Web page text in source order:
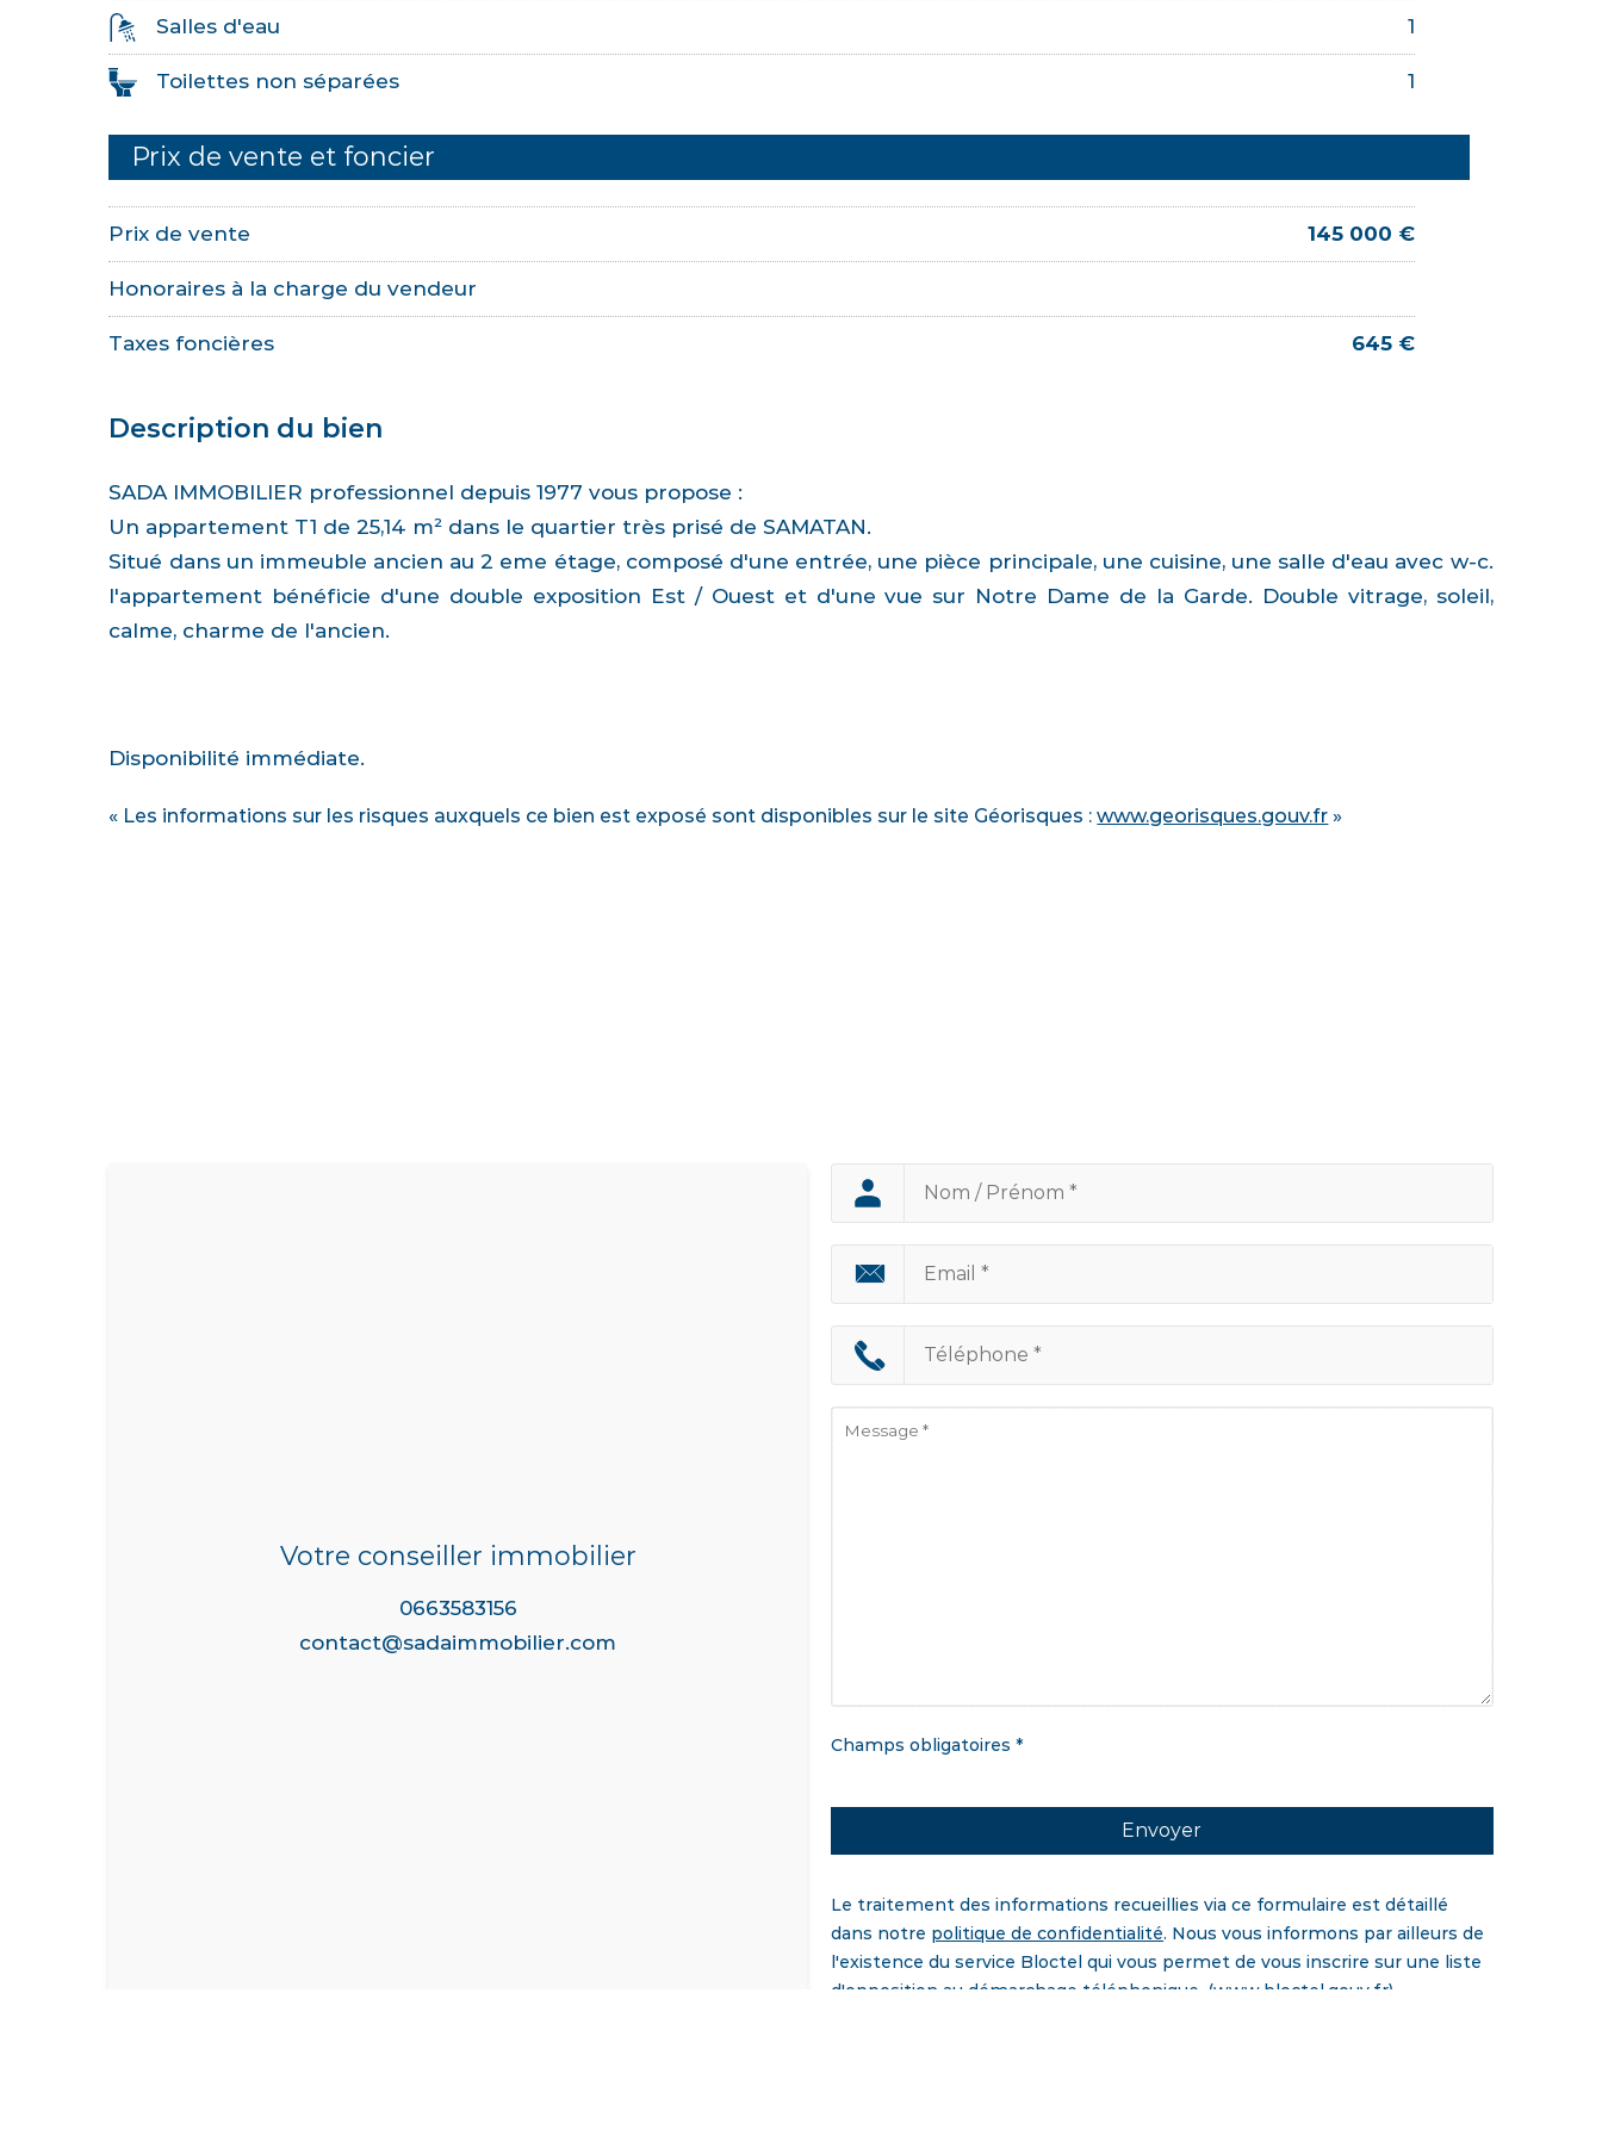
Salles d'eau 1
Toilettes non séparées 1
Prix de vente et foncier
Prix de vente 145 000 €
Honoraires à la charge du vendeur
Taxes foncières 645 €
Description du bien
SADA IMMOBILIER professionnel depuis 1977 vous propose :
Un appartement T1 de 25,14 m² dans le quartier très prisé de SAMATAN.
Situé dans un immeuble ancien au 2 eme étage, composé d'une entrée, une pièce principale, une cuisine, une salle d'eau avec w-c.
l'appartement bénéficie d'une double exposition Est / Ouest et d'une vue sur Notre Dame de la Garde. Double vitrage, soleil,
calme, charme de l'ancien.
Disponibilité immédiate.
« Les informations sur les risques auxquels ce bien est exposé sont disponibles sur le site Géorisques :www.georisques.gouv.fr »
Votre conseiller immobilier
0663583156
contact@sadaimmobilier.com
Champs obligatoires *
Le traitement des informations recueillies via ce formulaire est détaillé
dans notre politique de confidentialité. Nous vous informons par ailleurs de
l'existence du service Bloctel qui vous permet de vous inscrire sur une liste
d'opposition au démarchage téléphonique. (www.bloctel.gouv.fr)